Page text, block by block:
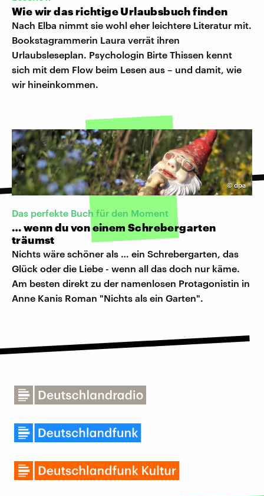
Wie wir das richtige Urlaubsbuch finden
Nach Elba nimmt sie wohl eher leichtere Literatur mit.
Bookstagrammerin Laura verrät ihren
Urlaubsleseplan. Psychologin Birte Thissen kennt
sich mit dem Flow beim Lesen aus – und damit, wie
wir hineinkommen.
©dpa
Das perfekte Buch für den Moment
… wenn du von einem Schrebergarten
träumst
Nichts wäre schöner als … ein Schrebergarten, das
Glück oder die Liebe - wenn all das doch nur käme.
Am besten direkt zu der namenlosen Protagonistin in
Anne Kanis Roman "Nichts als ein Garten".